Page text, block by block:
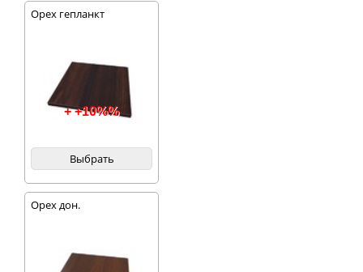
Орех гепланкт
+ +10%%
Выбрать
Орех дон.